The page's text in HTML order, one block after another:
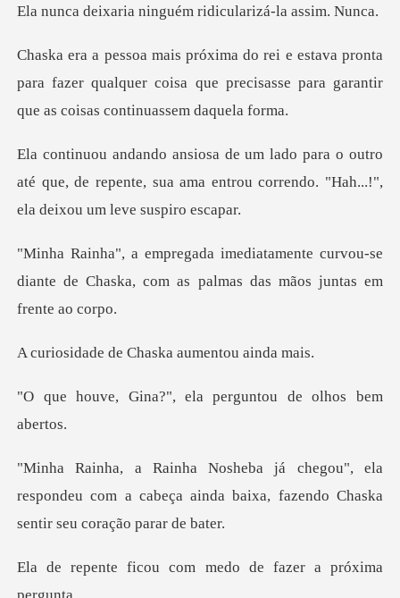
ninguém ridiculariz
onta
para fazer qualquer coisa que precisasse para
utro
até que, de repente, sua ama entrou correndo
e curvou-se
diante de Chaska, com as pal
e Chaska aument
", ela perguntou de
ela
respondeu com a cabeça ainda baixa, faze
u com medo de fazer